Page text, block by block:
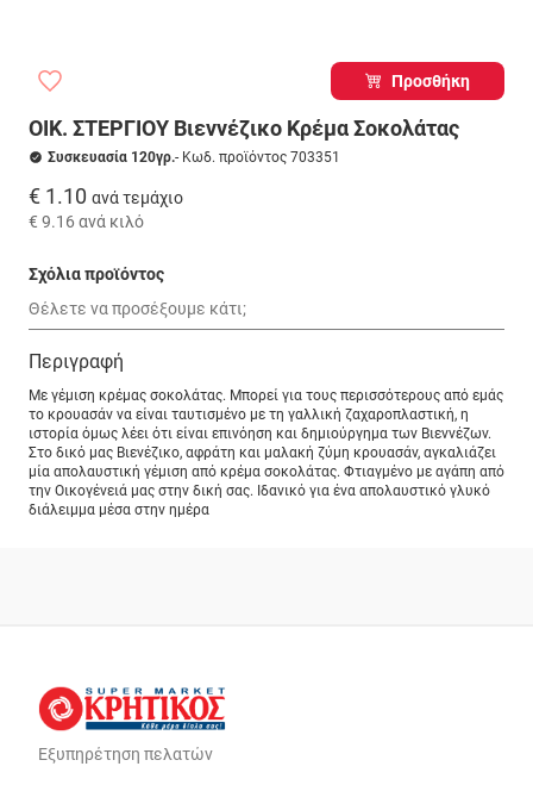
Προσθήκη
ΟΙΚ. ΣΤΕΡΓΙΟΥ Βιεννέζικο Κρέμα Σοκολάτας
Συσκευασία 120γρ.- Κωδ. προϊόντος 703351
€ 1.10 ανά τεμάχιο
€ 9.16 ανά κιλό
Σχόλια προϊόντος
Περιγραφή
Με γέμιση κρέμας σοκολάτας. Μπορεί για τους περισσότερους από εμάς
το κρουασάν να είναι ταυτισμένο με τη γαλλική ζαχαροπλαστική, η
ιστορία όμως λέει ότι είναι επινόηση και δημιούργημα των Βιεννέζων.
Στο δικό μας Βιενέζικο, αφράτη και μαλακή ζύμη κρουασάν, αγκαλιάζει
μία απολαυστική γέμιση από κρέμα σοκολάτας. Φτιαγμένο με αγάπη από
την Οικογένειά μας στην δική σας. Ιδανικό για ένα απολαυστικό γλυκό
διάλειμμα μέσα στην ημέρα
Εξυπηρέτηση πελατών